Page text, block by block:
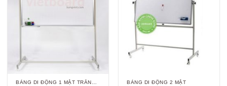
BẢNG DI ĐỘNG 2 MẶT